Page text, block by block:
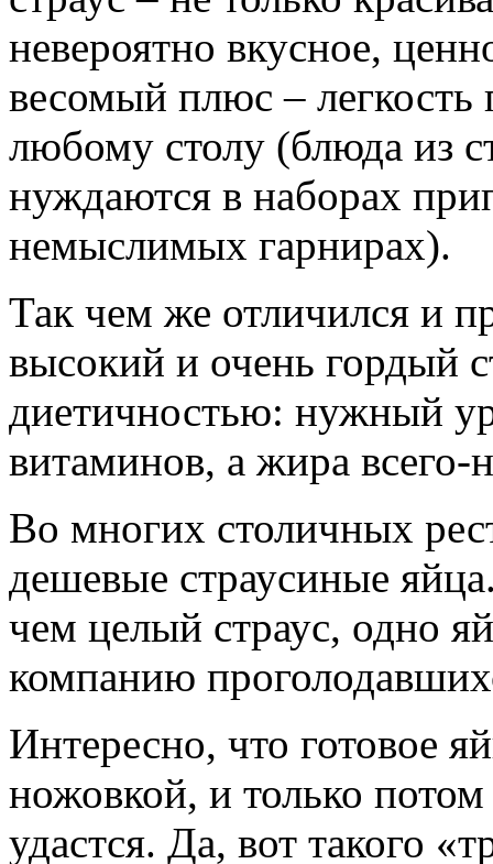
невероятно вкусное,
весомый плюс – легкость
любому столу (блюда из
нуждаются в наборах
немыслимых гарнирах).
Так чем же отличился и
высокий и очень гордый
диетичностью: нужный
витаминов, а жира всего-
Во многих столичных
дешевые страусиные
чем целый страус, одно
компанию
Интересно, что готовое
ножовкой, и только
удастся. Да, вот такого